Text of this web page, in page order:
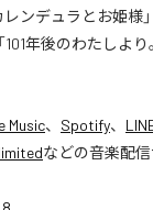
レンデュラとお姫様
101年後のわたしよ
Music、 Spotify、
などの音楽配